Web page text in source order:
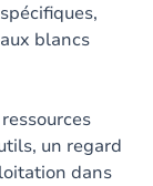
blancs
un regard
dans